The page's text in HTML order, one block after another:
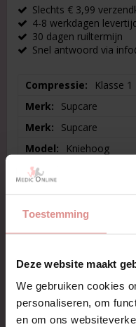
Toestemming
Deze website maakt
We gebruiken cookies
personaliseren, om
en om ons
Slechts € 3,99
4-8 werkdagen
30 dagen ruiltermijn
Snel antwoord via
Compressie
Klasse 1
Merk
Supcare
Merk
Supcare
Model
Kniehoog
Deze katoenen
zwart, grijs en blauw.
onderscheiden zijn van
De compressie bedraagt